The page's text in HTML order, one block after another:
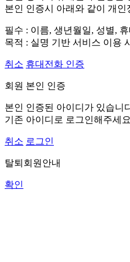
본인 인증시 아래와 같이 개
필수 : 이름, 생년월일, 성별,
목적 : 실명 기반 서비스 이용
취소 휴대전화 인증
회원 본인 인증
본인 인증된 아이디가 있습니
기존 아이디로 로그인해주세
취소 로그인
탈퇴회원안내
확인